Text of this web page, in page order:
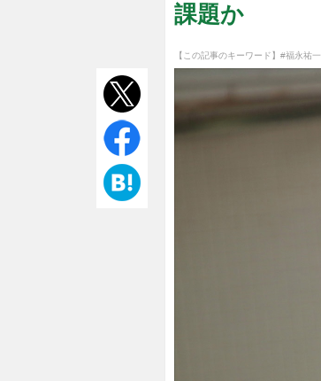
課題か
【この記事のキーワード】 #福永祐一